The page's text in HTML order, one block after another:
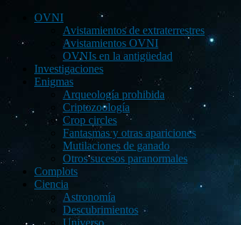
OVNI
Avistamientos de extraterrestres
Avistamientos OVNI
OVNIs en la antigüedad
Investigaciones
Enigmas
Arqueología prohibida
Criptozoología
Crop circles
Fantasmas y otras apariciones
Mutilaciones de ganado
Otros sucesos paranormales
Complots
Ciencia
Astronomía
Descubrimientos
Universo